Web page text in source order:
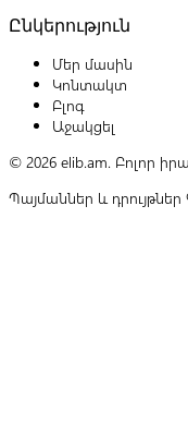
Ընկերություն
Մեր մասին
Կոնտակտ
Բլոգ
Աջակցել
© 2026 elib.am. Բոլոր
Պայմաններ և դրույթներ